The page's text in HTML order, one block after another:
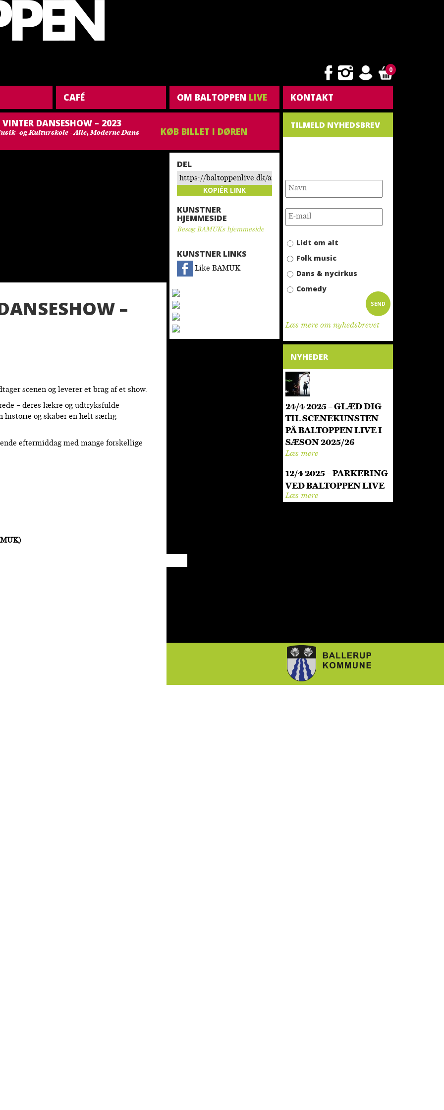
0
CAFÉ OM BALTOPPEN LIVE KONTAKT
DANSESHOW – 2023
og Kulturskole - Alle, Moderne Dans KØB BILLET I DØREN
–
scenen og leverer et brag af et show.
– deres lækre og udtryksfulde
historie og skaber en helt særlig
eftermiddag med mange forskellige
DEL
https://baltoppenlive.dk/arrangement/bamuks-
vinter-danseshow-2023/
KOPIÉR LINK
KUNSTNER
HJEMMESIDE
Besøg BAMUKs hjemmeside
KUNSTNER LINKS
Like BAMUK
TILMELD NYHEDSBREV
Lidt om alt
Folk music
Dans & nycirkus
Comedy
Læs mere om nyhedsbrevet
SEND
NYHEDER
24/4 2025 – GLÆD DIG
TIL SCENEKUNSTEN
PÅ BALTOPPEN LIVE I
SÆSON 2025/26
Læs mere
12/4 2025 – PARKERING
VED BALTOPPEN LIVE
Læs mere